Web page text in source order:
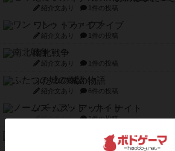
紹介文あり 1件の投稿
ワン・トゥ・ファイブ
紹介文あり 1件の投稿
南北戦争
紹介文あり 1件の投稿
ふたつの城の物語
紹介文あり 6件の投稿
ノームズ・アット・ナイト
紹介文なし 1件の投稿
6件の投稿